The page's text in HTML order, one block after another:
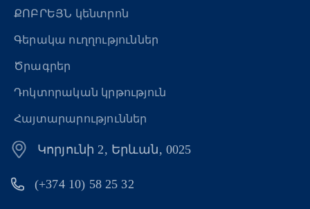
ՔՈԲՐԵՅՆ կենտրոն
Գերակա ուղղություններ
Ծրագրեր
Դոկտորական կրթություն
Հայտարարություններ
Կորյունի 2, Երևան, 0025
(+374 10) 58 25 32